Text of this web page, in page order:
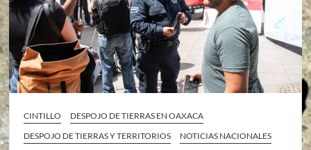
CINTILLO
DESPOJO DE TIERRAS EN OAXACA
DESPOJO DE TIERRAS Y TERRITORIOS
NOTICIAS NACIONALES